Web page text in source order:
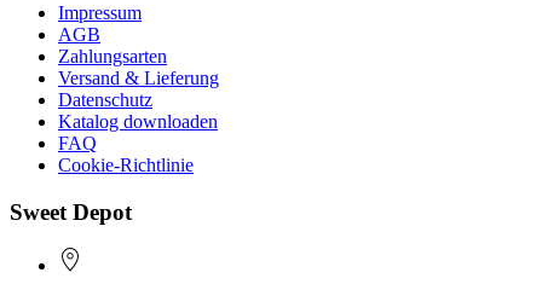
Impressum
AGB
Zahlungsarten
Versand & Lieferung
Datenschutz
Katalog downloaden
FAQ
Cookie-Richtlinie
Sweet Depot